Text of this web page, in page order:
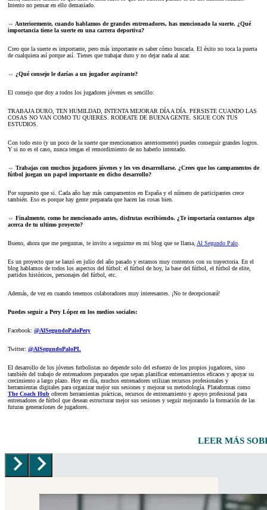
Intento no pensar en ello demasiado.
⇔ Anteriormente, cuando hablamos de grandes entrenadores, has mencionado la suerte. ¿Qué
importancia tiene la suerte en una carrera deportiva?
Creo que la suerte es importante, pero más importante es saber cómo buscarla. El éxito no toca la puerta
de cualquiera así porque así. Tienes que trabajar duro y no dejar nada al azar.
⇔ ¿Qué consejo le darías a un jugador aspirante?
El consejo que doy a todos los jugadores jóvenes es sencillo:
TRABAJA DURO, TEN HUMILDAD, INTENTA MEJORAR DÍA A DÍA. PERSISTE CUANDO LAS
COSAS NO VAN COMO TU QUIERES. RODEATE DE BUENA GENTE. SIGUE CON TUS
ESTUDIOS.
Con todo esto (y un poco de la suerte que mencionamos anteriormente) puedes conseguir grandes logros.
Y si no es el caso, nunca tengas el remordimiento de no haberlo intentado.
⇔ Trabajas con muchos jugadores jóvenes y les ves desarrollarse. ¿Crees que los campamentos de
fútbol juegan un papel importante en dicho desarrollo?
Por supuesto que si. Cada año hay más campamentos en España y el número de participantes crece
también. Eso es porque hay gente preparada que hacen las cosas bien.
⇔ Finalmente, como he mencionado antes, disfrutas escribiendo. ¿Te importaría contarnos algo
acerca de tu ultimo proyecto?
Bueno, ahora que me preguntas, te invito a seguirme en mi blog que se llama, Al Segundo Palo.
Es un proyecto que se lanzó en julio del año pasado y estamos muy contentos con su trayectoria. En el
blog hablamos de todos los aspectos del fútbol: el fútbol de hoy, la base del fútbol, el fútbol de elite,
partidos históricos, personajes del fútbol, etc.
Además, de vez en cuando tenemos colaboradores muy interesantes. ¡No te decepcionará!
Puedes seguir a Pery López en los medios sociales:
Facebook: @AlSegundoPaloPery
Twitter: @AlSegundoPaloPL
El desarrollo de los jóvenes futbolistas no depende solo del esfuerzo de los propios jugadores, sino
también del trabajo de entrenadores preparados que sepan planificar entrenamientos eficaces y apoyar su
crecimiento a largo plazo. Hoy en día, muchos entrenadores utilizan recursos profesionales y
herramientas digitales para organizar mejor sus sesiones y mejorar su metodología. Plataformas como
The Coach Hub ofrecen herramientas prácticas, recursos de entrenamiento y apoyo profesional para
entrenadores de fútbol que desean estructurar mejor sus sesiones y seguir mejorando la formación de las
futuras generaciones de jugadores.
LEER MÁS